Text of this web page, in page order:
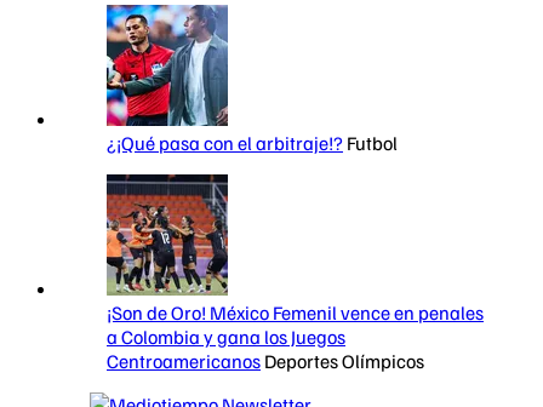
¿¡Qué pasa con el arbitraje!? Futbol
¡Son de Oro! México Femenil vence en penales
a Colombia y gana los Juegos
Centroamericanos Deportes Olímpicos